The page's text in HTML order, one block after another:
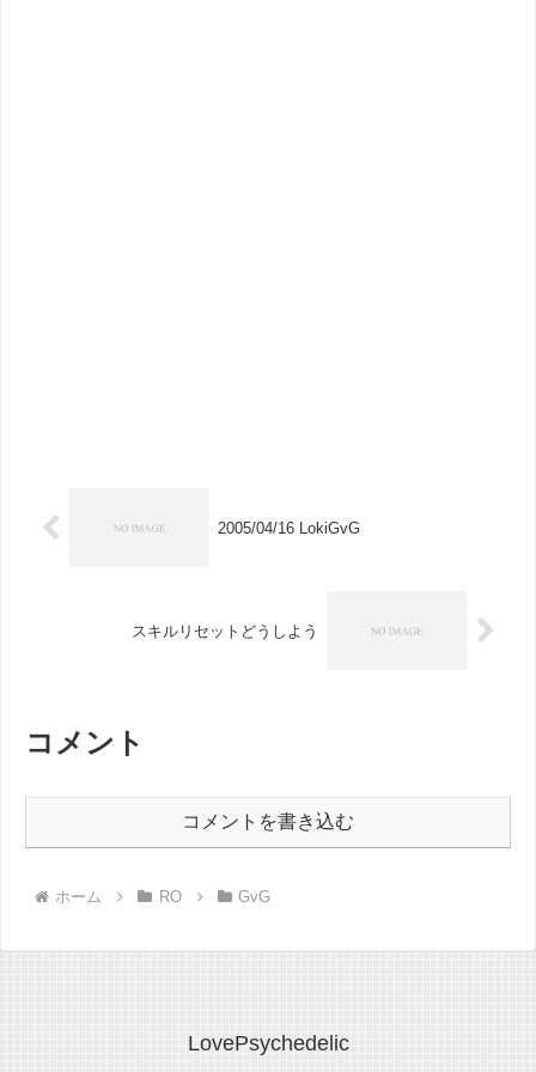
2005/04/16 LokiGvG
スキルリセットどうしよう
コメント
コメントを書き込む
ホーム RO GvG
LovePsychedelic